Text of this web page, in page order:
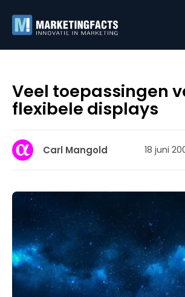
Veel toepassingen
flexibele displays
Carl Mangold 18 juni